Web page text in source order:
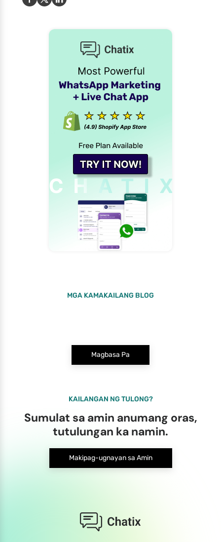
MGA KAMAKAILANG BLOG
Magbasa Pa
KAILANGAN NG TULONG?
Sumulat sa amin anumang oras,
tutulungan ka namin.
Makipag-ugnayan sa Amin